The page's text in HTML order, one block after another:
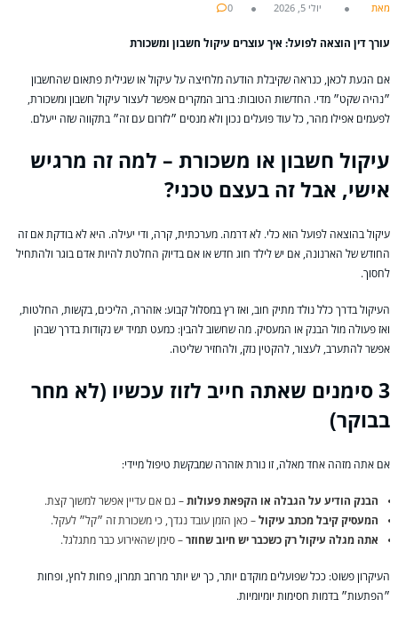
מאת יולי 5, 2026 0
עורך דין הוצאה לפועל: איך עוצרים עיקול חשבון ומשכורת
אם הגעת לכאן, כנראה שקיבלת הודעה מלחיצה על עיקול או שגילית פתאום שהחשבון
״נהיה שקט״ מדי. החדשות הטובות: ברוב המקרים אפשר לעצור עיקול חשבון ומשכורת,
לפעמים אפילו מהר, כל עוד פועלים נכון ולא מנסים ״לזרום עם זה״ בתקווה שזה ייעלם.
עיקול חשבון או משכורת – למה זה מרגיש
אישי, אבל זה בעצם טכני?
עיקול בהוצאה לפועל הוא כלי. לא דרמה. מערכתית, קרה, ודי יעילה. היא לא בודקת אם זה
החודש של הארנונה, אם יש לילד חוג חדש או אם בדיוק החלטת להיות אדם בוגר ולהתחיל
לחסוך.
העיקול בדרך כלל נולד מתיק חוב, ואז רץ במסלול קבוע: אזהרה, הליכים, בקשות, החלטות,
ואז פעולה מול הבנק או המעסיק. מה שחשוב להבין: כמעט תמיד יש נקודות בדרך שבהן
אפשר להתערב, לעצור, להקטין נזק, ולהחזיר שליטה.
3 סימנים שאתה חייב לזוז עכשיו (לא מחר
בבוקר)
אם אתה מזהה אחד מאלה, זו נורת אזהרה שמבקשת טיפול מיידי:
הבנק הודיע על הגבלה או הקפאת פעולות– גם אם עדיין אפשר למשוך קצת.
המעסיק קיבל מכתב עיקול– כאן הזמן עובד נגדך, כי משכורת זה ״קל״ לעקל.
אתה מגלה עיקול רק כשכבר יש חיוב שחוזר– סימן שהאירוע כבר מתגלגל.
העיקרון פשוט: ככל שפועלים מוקדם יותר, כך יש יותר מרחב תמרון, פחות לחץ, ופחות
״הפתעות״ בדמות חסימות יומיומיות.